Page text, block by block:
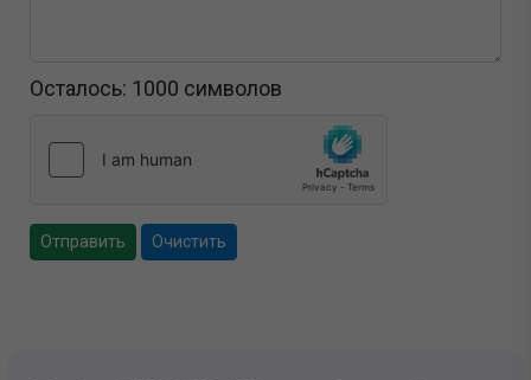
Осталось: 1000 символов
Отправить Очистить